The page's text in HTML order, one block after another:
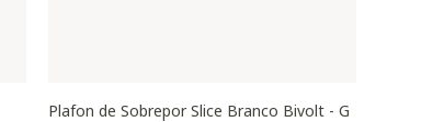
Plafon de Sobrepor Slice Branco Bivolt - G